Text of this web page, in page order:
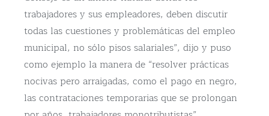
trabajadores y sus empleadores, deben discutir
todas las cuestiones y problemáticas del empleo
municipal, no sólo pisos salariales”, dijo y puso
como ejemplo la manera de “resolver prácticas
nocivas pero arraigadas, como el pago en negro,
las contrataciones temporarias que se prolongan